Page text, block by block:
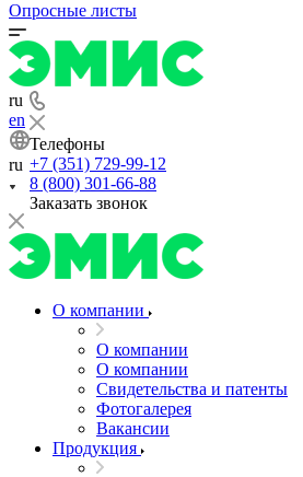
Опросные листы
ru
en
ru
Телефоны
+7 (351) 729-99-12
8 (800) 301-66-88
Заказать звонок
О компании
О компании
О компании
Свидетельства и патенты
Фотогалерея
Вакансии
Продукция